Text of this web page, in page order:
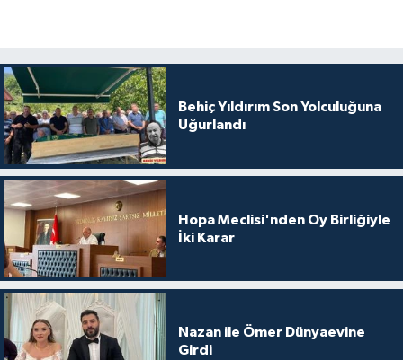
Behiç Yıldırım Son Yolculuğuna
Uğurlandı
Hopa Meclisi'nden Oy Birliğiyle
İki Karar
Nazan ile Ömer Dünyaevine
Girdi